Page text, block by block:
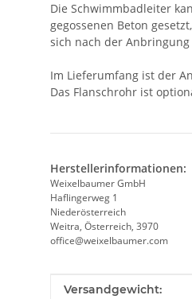
Die Schwimmbadleiter
gegossenen Beton
sich nach der
Im Lieferumfang ist der
Das Flanschrohr ist
Herstellerinformationen:
Weixelbaumer GmbH
Haflingerweg 1
Niederösterreich
Weitra, Österreich, 3970
office@weixelbaumer.com
Produkteigenschaft
Wert
Versandgewicht: